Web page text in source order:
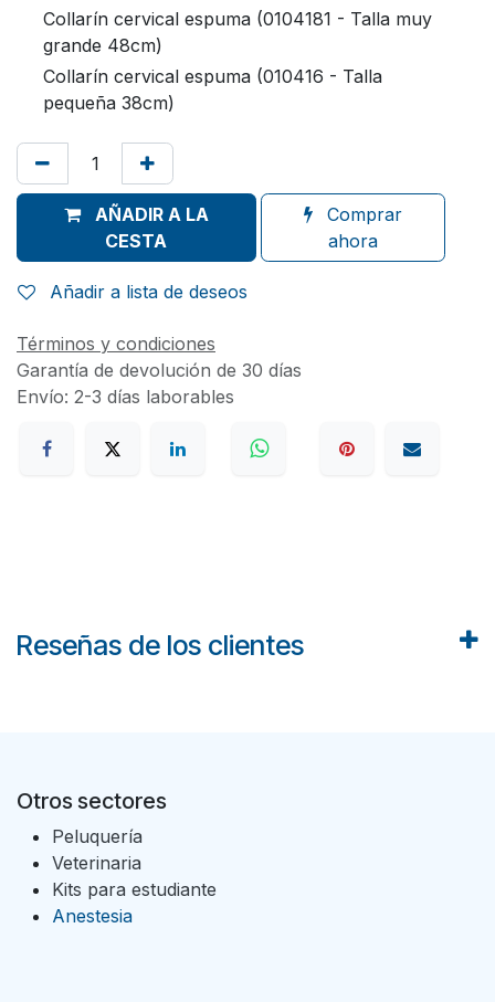
Collarín cervical espuma (0104181 - Talla muy
grande 48cm)
Collarín cervical espuma (010416 - Talla
pequeña 38cm)
AÑADIR A LA
CESTA
Comprar
ahora
Añadir a lista de deseos
Términos y condiciones
Garantía de devolución de 30 días
Envío: 2-3 días laborables
Reseñas de los clientes
Otros sectores
Peluquería
Veterinaria
Kits para estudiante
Anestesia